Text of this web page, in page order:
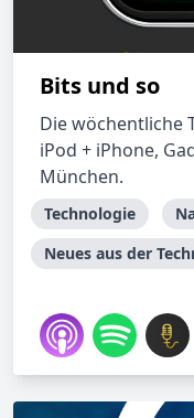
Bits und so
Die wöchentliche
iPod + iPhone,
München.
Technologie
Neues aus der